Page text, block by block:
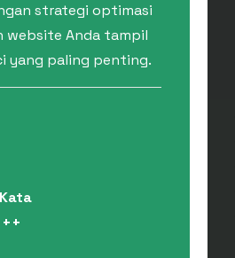
strategi optimasi
website Anda tampil
yang paling penting.